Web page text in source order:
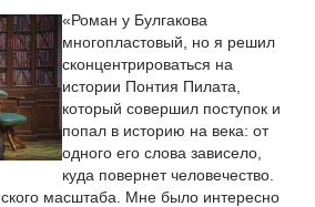
«Роман у Булгакова
многопластовый, но я решил
сконцентрироваться на
истории Понтия Пилата,
который совершил поступок и
попал в историю на века: от
одного его слова зависело,
куда повернет человечество.
масштаба. Мне было интересно